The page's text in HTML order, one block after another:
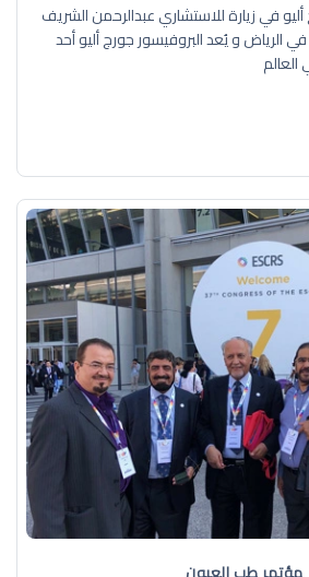
أليو في زيارة للاستشاري عبدالرحمن الشريف
الرياض و يُعد البروفيسور جورج أليو أحد